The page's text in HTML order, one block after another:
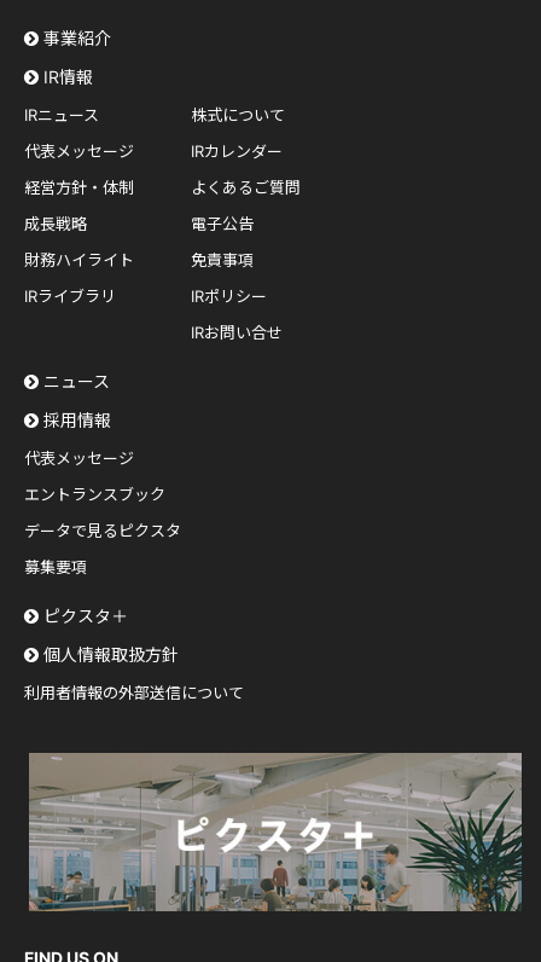
事業紹介
IR情報
IRニュース
代表メッセージ
経営方針・体制
成長戦略
財務ハイライト
IRライブラリ
株式について
IRカレンダー
よくあるご質問
電子公告
免責事項
IRポリシー
IRお問い合せ
ニュース
採用情報
代表メッセージ
エントランスブック
データで見るピクスタ
募集要項
ピクスタ＋
個人情報取扱方針
利用者情報の外部送信について
FIND US ON